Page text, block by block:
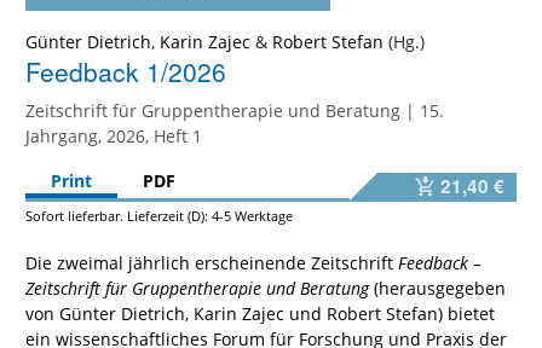
Günter Dietrich, Karin Zajec & Robert Stefan
Feedback 1/2026
Zeitschrift für Gruppentherapie und Beratung | 15.
Jahrgang, 2026, Heft 1
Print
PDF 21,40 €
Sofort lieferbar. Lieferzeit (D): 4-5 Werktage
Die zweimal jährlich erscheinende Zeitschrift Feedback –
Zeitschrift für Gruppentherapie und Beratung(herausgegeben
von Günter Dietrich, Karin Zajec und Robert Stefan) bietet
ein wissenschaftliches Forum für Forschung und Praxis der